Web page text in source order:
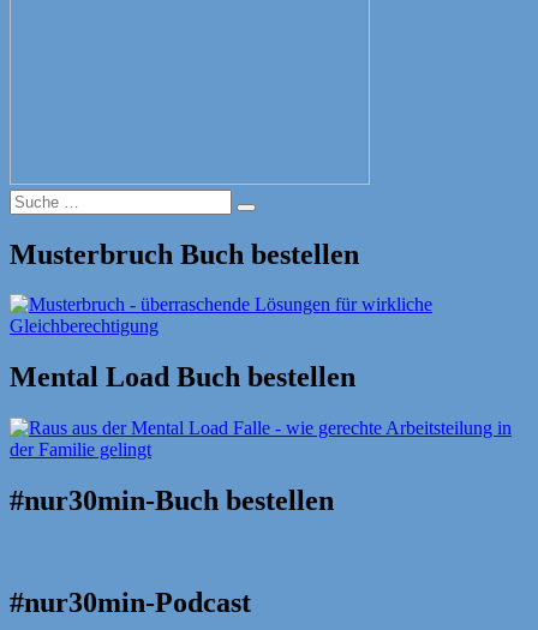
Suche
nach:
Suche
Musterbruch Buch bestellen
Mental Load Buch bestellen
#nur30min-Buch bestellen
#nur30min-Podcast